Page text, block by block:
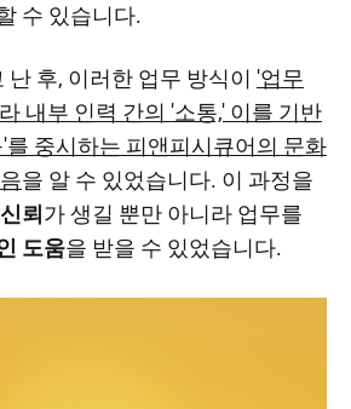
수 있습니다.
난 후, 이러한 업무 방식이 '업무
내부 인력 간의 '소통,' 이를 기반
를 중시하는 피앤피시큐어의 문화
을 알 수 있었습니다. 이 과정을
뢰가 생길 뿐만 아니라 업무를
도움을 받을 수 있었습니다.